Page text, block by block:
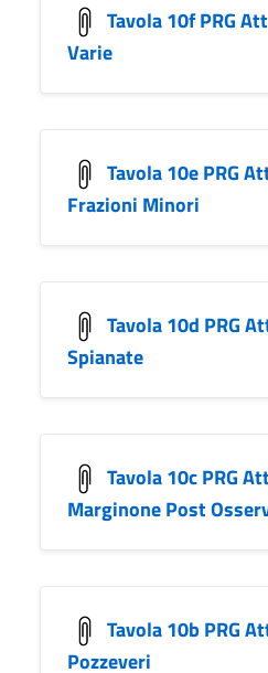
Tavola 10f PRG
Varie
Tavola 10e PRG
Frazioni Minori
Tavola 10d PRG
Spianate
Tavola 10c PRG
Marginone Post
Tavola 10b PRG
Pozzeveri